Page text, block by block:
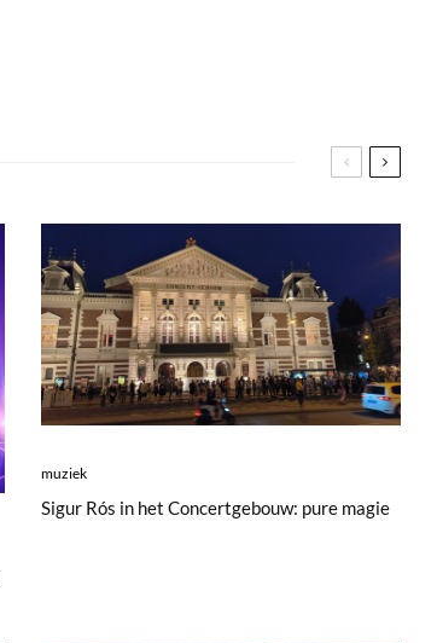
muziek
Sigur Rós in het Concertgebouw: pure magie